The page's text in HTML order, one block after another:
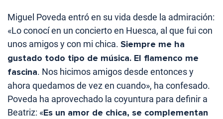
Miguel Poveda entró en su vida desde la admiración:
«Lo conocí en un concierto en Huesca, al que fui con
unos amigos y con mi chica. Siempre me ha
gustado todo tipo de música. El flamenco me
fascina. Nos hicimos amigos desde entonces y
ahora quedamos de vez en cuando», ha confesado.
Poveda ha aprovechado la coyuntura para definir a
Beatriz: «Es un amor de chica, se complementan